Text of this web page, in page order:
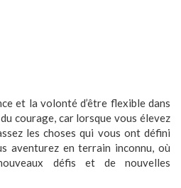
et la volonté d’être flexible dans
courage, car lorsque vous élevez
les choses qui vous ont défini
aventurez en terrain inconnu, où
défis et de nouvelles